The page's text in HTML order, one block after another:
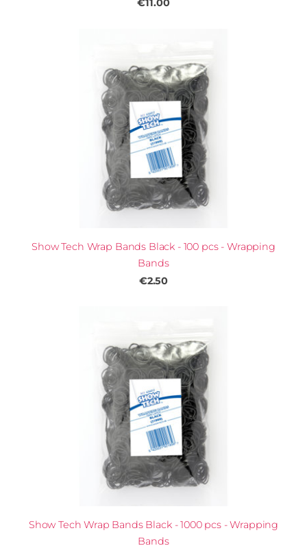
€11.00
Show Tech Wrap Bands Black - 100 pcs - Wrapping
Bands
€2.50
Show Tech Wrap Bands Black - 1000 pcs - Wrapping
Bands